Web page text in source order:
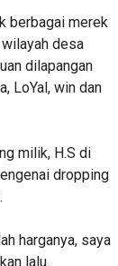
berbagai merek
desa
dilapangan
LoYal, win dan
milik, H.S di
dropping
harganya, saya
lalu.